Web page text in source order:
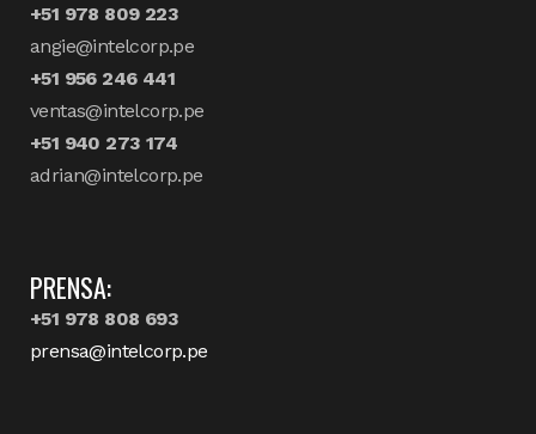
+51 978 809 223
angie@intelcorp.pe
+51 956 246 441
ventas@intelcorp.pe
+51 940 273 174
adrian@intelcorp.pe
PRENSA:
+51 978 808 693
prensa@intelcorp.pe